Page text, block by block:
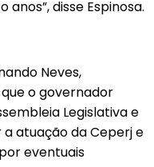
disse Espinosa.
Neves,
o governador
Legislativa e
atuação da Ceperj e
eventuais